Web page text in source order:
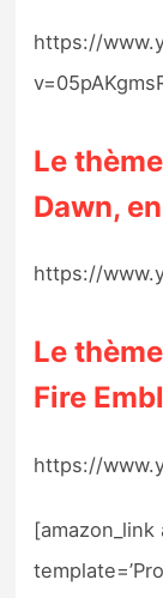
https://
Le
Dawn,
https://
Le
Fire
https://
[amazon_link